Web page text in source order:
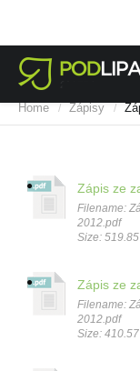
Home / Zápisy /
Zápis ze
Filename:
2012.pdf
Size:
Zápis ze
Filename:
2012.pdf
Size: